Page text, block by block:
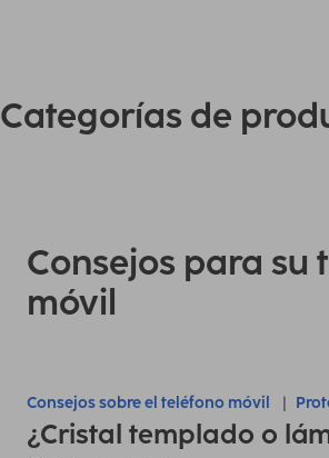
Categorías de
Consejos para su
móvil
Consejos sobre el teléfono móvil
¿Cristal templado o